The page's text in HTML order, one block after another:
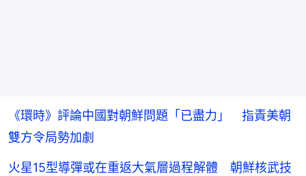
《環時》評論中國對朝鮮問題「已盡力」 指責美朝
雙方令局勢加劇
火星15型導彈或在重返大氣層過程解體 朝鮮核武技